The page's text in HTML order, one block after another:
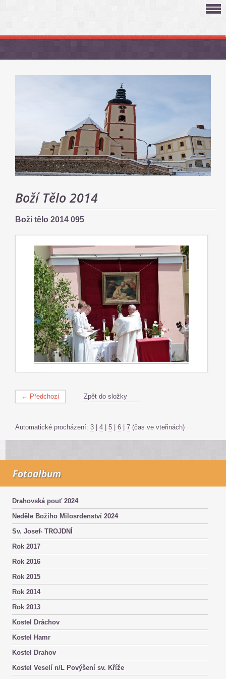
Boží Tělo 2014
Boží tělo 2014 095
← Předchozí Zpět do složky
Automatické procházení: 3 | 4 | 5 | 6 | 7 (čas ve vteřinách)
Fotoalbum
Drahovská pouť 2024
Neděle Božího Milosrdenství 2024
Sv. Josef- TROJDNÍ
Rok 2017
Rok 2016
Rok 2015
Rok 2014
Rok 2013
Kostel Dráchov
Kostel Hamr
Kostel Drahov
Kostel Veselí n/L Povýšení sv. Kříže